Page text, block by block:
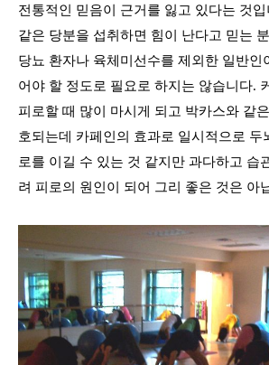
전통적인 믿음이 근거를 잃고 있다는 것
같은 당분을 섭취하면 힘이 난다고 믿는
당뇨 환자나 육체미선수를 제외한 일반인
어야 할 정도로 필요로 하지는 않습니다.
피로할 때 많이 마시게 되고 박카스와 같
호되는데 카페인의 효과로 일시적으로 두
로를 이길 수 있는 것 같지만 과다하고 습
려 피로의 원인이 되어 그리 좋은 것은 아